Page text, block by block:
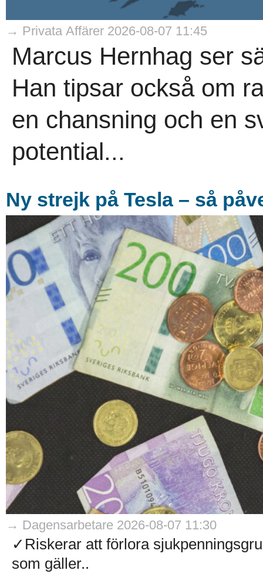
→ Privata Affärer 2026-08-07 11:45
Marcus Hernhag ser
Han tipsar också om
en chansning och en
potential...
Ny strejk på Tesla – så
→ Dagensarbetare 2026-08-07 11:30
✓Riskerar att förlora
som gäller..